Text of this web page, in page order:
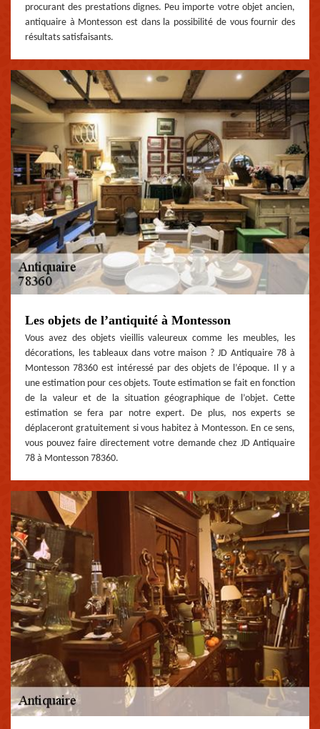
procurant des prestations dignes. Peu importe votre objet ancien,
antiquaire à Montesson est dans la possibilité de vous fournir des
résultats satisfaisants.
Les objets de l’antiquité à Montesson
Vous avez des objets vieillis valeureux comme les meubles, les
décorations, les tableaux dans votre maison ? JD Antiquaire 78 à
Montesson 78360 est intéressé par des objets de l’époque. Il y a
une estimation pour ces objets. Toute estimation se fait en fonction
de la valeur et de la situation géographique de l’objet. Cette
estimation se fera par notre expert. De plus, nos experts se
déplaceront gratuitement si vous habitez à Montesson. En ce sens,
vous pouvez faire directement votre demande chez JD Antiquaire
78 à Montesson 78360.